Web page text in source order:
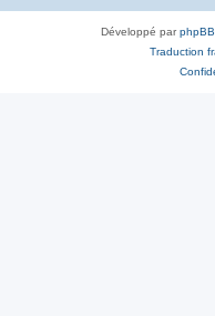
Développé parphpBB
Traduction